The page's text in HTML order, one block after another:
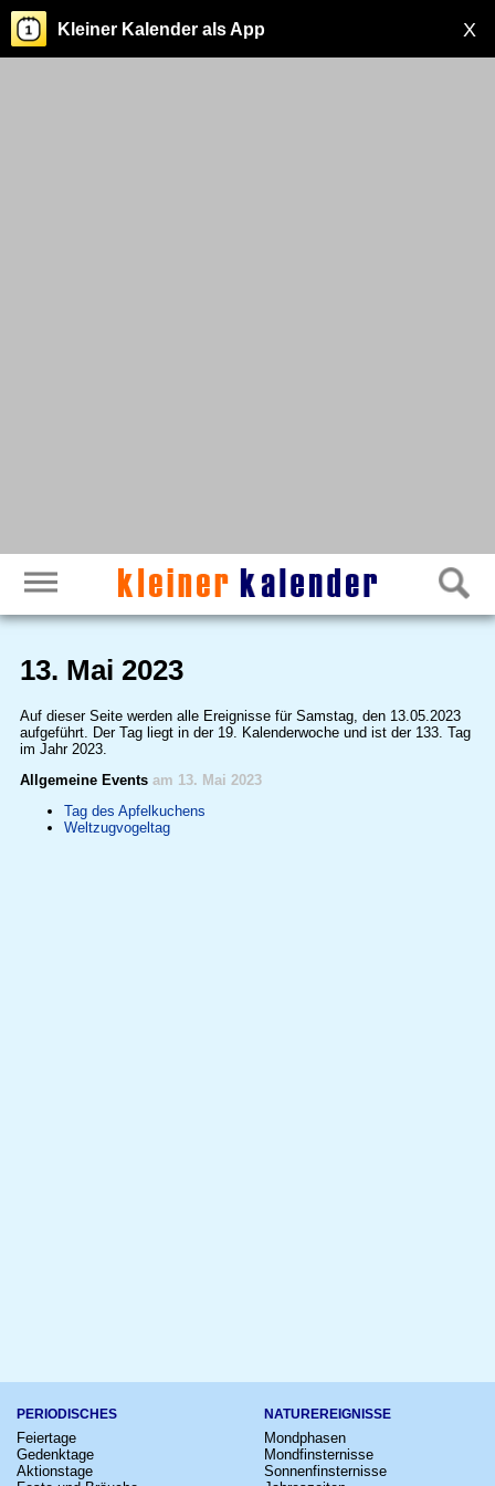
X
Kleiner Kalender als App
13. Mai 2023
Auf dieser Seite werden alle Ereignisse für Samstag, den 13.05.2023
aufgeführt. Der Tag liegt in der 19. Kalenderwoche und ist der 133. Tag
im Jahr 2023.
Allgemeine Events am 13. Mai 2023
Tag des Apfelkuchens
Weltzugvogeltag
PERIODISCHES
Feiertage
Gedenktage
Aktionstage
NATUREREIGNISSE
Mondphasen
Mondfinsternisse
Sonnenfinsternisse